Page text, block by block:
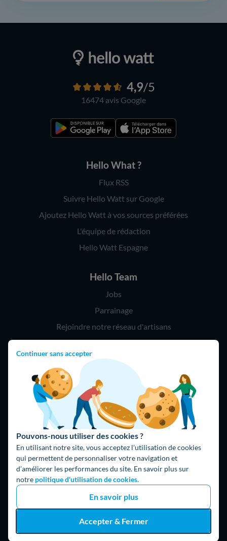
Continuer sans accepter
Pouvons-nous utiliser des cookies ?
En utilisant notre site, vous acceptez l’utilisation de cookies
qui permettent de personnaliser votre navigation et
d’améliorer les performances du site. En savoir plus sur
notre politique d'utilisation de cookies.
En savoir plus
Accepter & Fermer
4,9/5
16474 avis Google
Hello What ?
Flux RSS
Suivre Hello Watt sur Google
Ajoutez Hello Watt à vos sources préférées
L'équipe de rédaction
Hello Watt Espagne
Hello Team
Jobs
Parrainage
Rejoindre notre réseau d'artisans
Hello !
09 75 18 60 60
(8h-21h)
75018 Paris
Fait avec ⚡ par Hello Watt
© 2026 Hello Watt |CGU|Mentions légales